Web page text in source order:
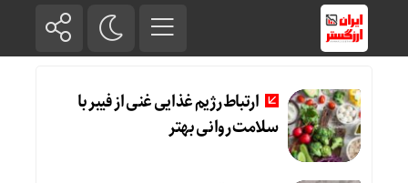
ارتباط رژیم غذایی غنی از فیبر با
سلامت روانی بهتر